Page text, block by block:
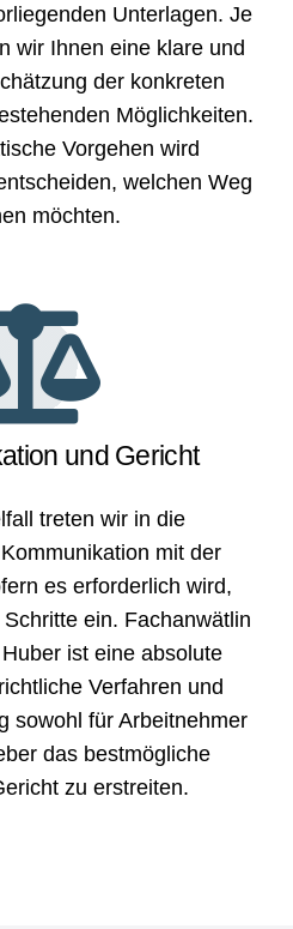
Unterlagen. Je
wir Ihnen eine klare und
der konkreten
Möglichkeiten.
Vorgehen wird
welchen Weg
möchten.
und Gericht
treten wir in die
mit der
es erforderlich wird,
ein. Fachanwätlin
ist eine absolute
Verfahren und
sowohl für Arbeitnehmer
das bestmögliche
zu erstreiten.